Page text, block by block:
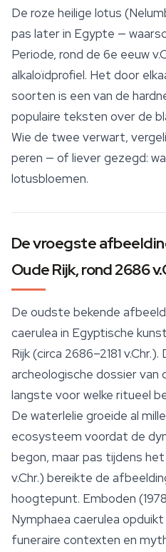
De roze heilige lotus (
pas later in Egypte —
Periode, rond de 6e eeuw
alkaloïdprofiel. Het door
soorten is een van de
populaire teksten over de
Wie de twee verwart,
peren — of liever gezegd:
lotusbloemen.
De vroegste
Oude Rijk, rond 2686
De oudste bekende
caerulea in Egyptische
Rijk (circa 2686–2181
archeologische dossier van
langste voor welke ritueel
De waterlelie groeide al
ecosysteem voordat de
begon, maar pas tijdens het
v.Chr.) bereikte de
hoogtepunt. Emboden
Nymphaea caerulea
funeraire contexten en